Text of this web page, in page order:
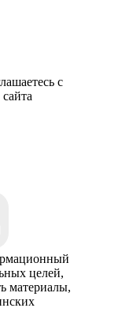
с
целей,
материалы,